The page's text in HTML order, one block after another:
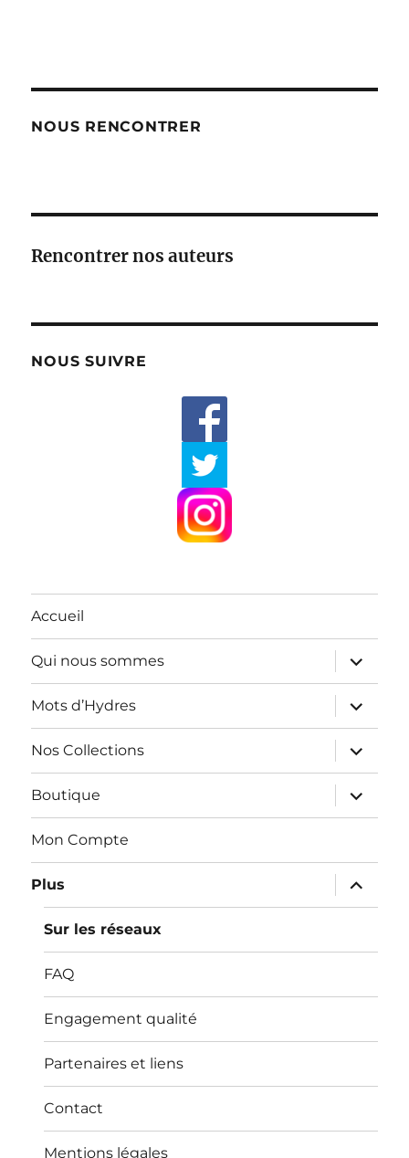
NOUS RENCONTRER
Rencontrer nos auteurs
NOUS SUIVRE
Accueil
Qui nous sommes
ouvrir
le
sous-
menu
Mots d’Hydres
ouvrir
le
sous-
menu
Nos Collections
ouvrir
le
sous-
menu
Boutique
ouvrir
le
sous-
Mon Compte
Plus
ouvrir
le
sous-
Sur les réseaux
FAQ
Engagement qualité
Partenaires et liens
Contact
Mentions légales